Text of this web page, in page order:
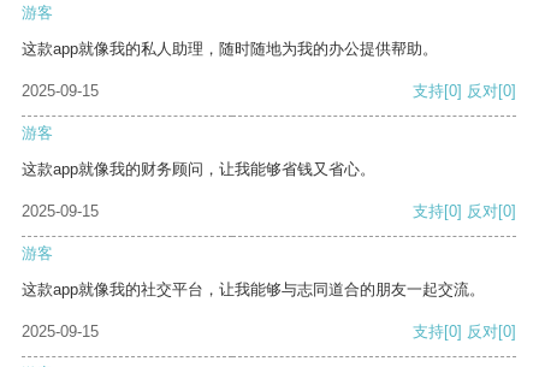
游客
这款app就像我的私人助理，随时随地为我的办公提供帮助。
2025-09-15 支持[0] 反对[0]
游客
这款app就像我的财务顾问，让我能够省钱又省心。
2025-09-15 支持[0] 反对[0]
游客
这款app就像我的社交平台，让我能够与志同道合的朋友一起交流。
2025-09-15 支持[0] 反对[0]